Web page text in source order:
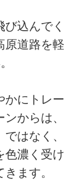
込んでく
原道路を軽
かにトレー
からは、
はなく、
色濃く受け
ます。